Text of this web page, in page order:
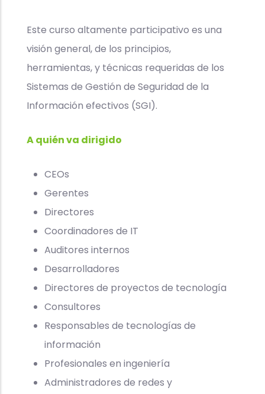
Este curso altamente participativo es una
visión general, de los principios,
herramientas, y técnicas requeridas de los
Sistemas de Gestión de Seguridad de la
Información efectivos (SGI).
A quién va dirigido
CEOs
Gerentes
Directores
Coordinadores de IT
Auditores internos
Desarrolladores
Directores de proyectos de tecnología
Consultores
Responsables de tecnologías de
información
Profesionales en ingeniería
Administradores de redes y